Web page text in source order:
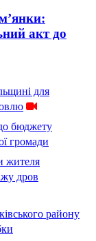
акт до
для
бюджету
громади
жителя
дров
району